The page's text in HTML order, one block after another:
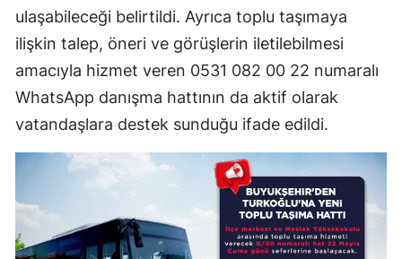
ulaşabileceği belirtildi. Ayrıca toplu taşımaya
ilişkin talep, öneri ve görüşlerin iletilebilmesi
amacıyla hizmet veren 0531 082 00 22 numaralı
WhatsApp danışma hattının da aktif olarak
vatandaşlara destek sunduğu ifade edildi.